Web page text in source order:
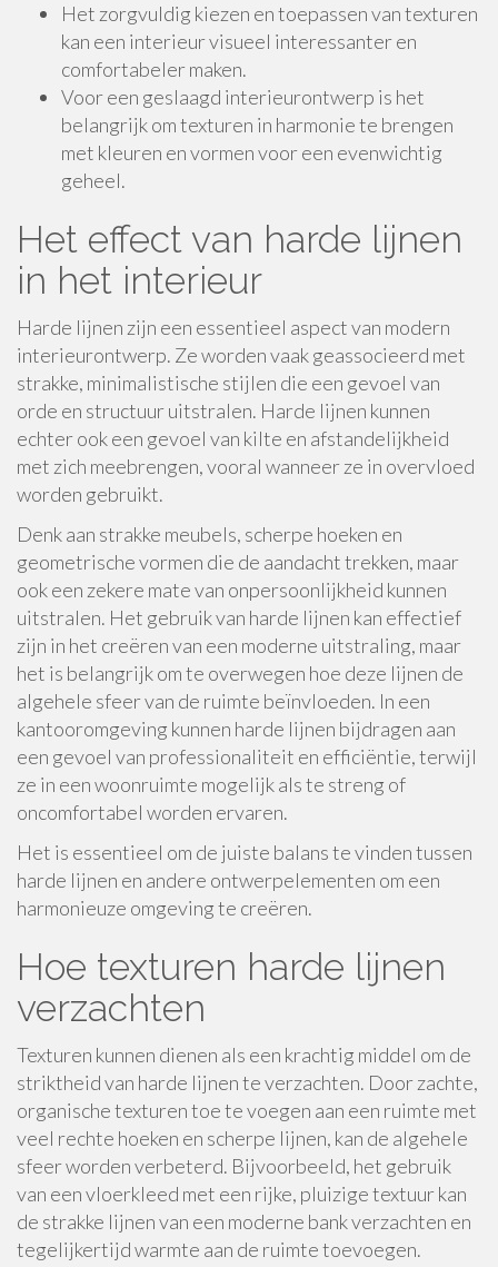
Het zorgvuldig kiezen en toepassen van texturen
kan een interieur visueel interessanter en
comfortabeler maken.
Voor een geslaagd interieurontwerp is het
belangrijk om texturen in harmonie te brengen
met kleuren en vormen voor een evenwichtig
geheel.
Het effect van harde lijnen
in het interieur
Harde lijnen zijn een essentieel aspect van modern
interieurontwerp. Ze worden vaak geassocieerd met
strakke, minimalistische stijlen die een gevoel van
orde en structuur uitstralen. Harde lijnen kunnen
echter ook een gevoel van kilte en afstandelijkheid
met zich meebrengen, vooral wanneer ze in overvloed
worden gebruikt.
Denk aan strakke meubels, scherpe hoeken en
geometrische vormen die de aandacht trekken, maar
ook een zekere mate van onpersoonlijkheid kunnen
uitstralen. Het gebruik van harde lijnen kan effectief
zijn in het creëren van een moderne uitstraling, maar
het is belangrijk om te overwegen hoe deze lijnen de
algehele sfeer van de ruimte beïnvloeden. In een
kantooromgeving kunnen harde lijnen bijdragen aan
een gevoel van professionaliteit en efficiëntie, terwijl
ze in een woonruimte mogelijk als te streng of
oncomfortabel worden ervaren.
Het is essentieel om de juiste balans te vinden tussen
harde lijnen en andere ontwerpelementen om een
harmonieuze omgeving te creëren.
Hoe texturen harde lijnen
verzachten
Texturen kunnen dienen als een krachtig middel om de
striktheid van harde lijnen te verzachten. Door zachte,
organische texturen toe te voegen aan een ruimte met
veel rechte hoeken en scherpe lijnen, kan de algehele
sfeer worden verbeterd. Bijvoorbeeld, het gebruik
van een vloerkleed met een rijke, pluizige textuur kan
de strakke lijnen van een moderne bank verzachten en
tegelijkertijd warmte aan de ruimte toevoegen.